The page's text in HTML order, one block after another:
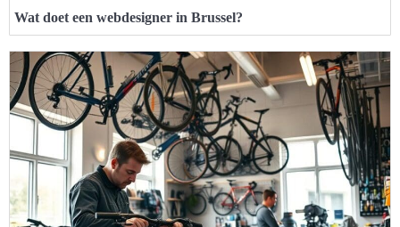
Wat doet een webdesigner in Brussel?